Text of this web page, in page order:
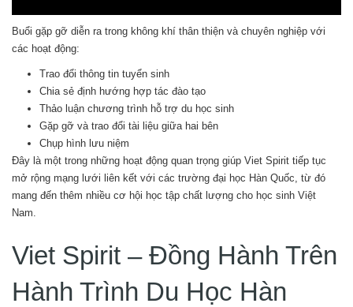
Buổi gặp gỡ diễn ra trong không khí thân thiện và chuyên nghiệp với
các hoạt động:
Trao đổi thông tin tuyển sinh
Chia sẻ định hướng hợp tác đào tạo
Thảo luận chương trình hỗ trợ du học sinh
Gặp gỡ và trao đổi tài liệu giữa hai bên
Chụp hình lưu niệm
Đây là một trong những hoạt động quan trọng giúp Viet Spirit tiếp tục
mở rộng mạng lưới liên kết với các trường đại học Hàn Quốc, từ đó
mang đến thêm nhiều cơ hội học tập chất lượng cho học sinh Việt
Nam.
Viet Spirit – Đồng Hành Trên
Hành Trình Du Học Hàn